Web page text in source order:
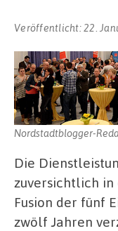
Veröffentlicht:22.
Nordstadtblogger-
Die
zuversichtlich in
Fusion der fünf
zwölf Jahren